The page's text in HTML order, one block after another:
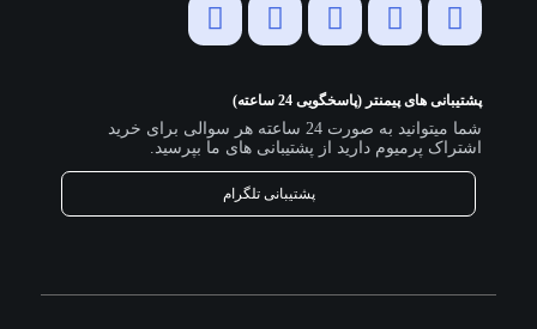
پشتیبانی های پیمنتر (پاسخگویی 24 ساعته)
شما میتوانید به صورت 24 ساعته هر سوالی برای خرید
اشتراک پرمیوم دارید از پشتیبانی های ما بپرسید.
پشتیبانی تلگرام